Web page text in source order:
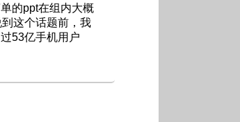
的ppt在组内大概
这个话题前，我
53亿手机用户